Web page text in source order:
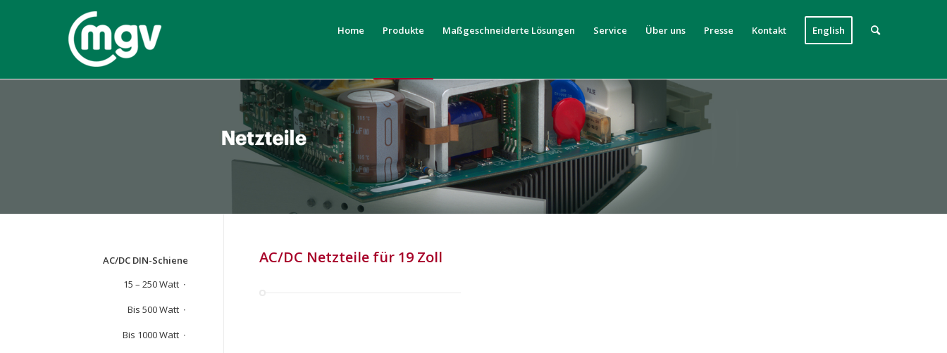
Home Produkte Maßgeschneiderte Lösungen Service Über uns Presse Kontakt English
AC/DC Netzteile für 19 Zoll
AC/DC DIN-Schiene
15 – 250 Watt
Bis 500 Watt
Bis 1000 Watt